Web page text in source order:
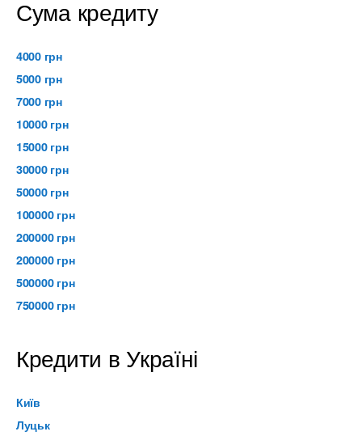
Сума кредиту
4000 грн
5000 грн
7000 грн
10000 грн
15000 грн
30000 грн
50000 грн
100000 грн
200000 грн
200000 грн
500000 грн
750000 грн
Кредити в Україні
Київ
Луцьк